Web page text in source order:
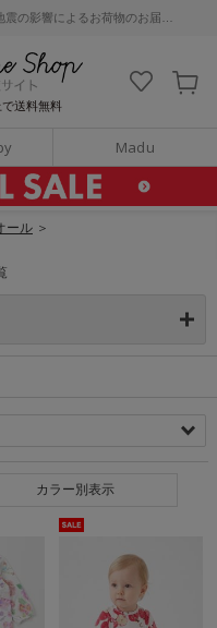
響によるお荷物のお届けについて
送料無料
Madu
ール ＞
カラー別表示